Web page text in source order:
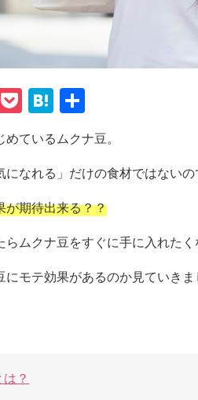
P
o
ck
et
H
at
e
n
a
有
ているムクナ豆。
なれる」だけの食材ではないの
が期待出来る？？
ムクナ豆をすぐに手に入れたく
モテ効果があるのか見ていきま
？